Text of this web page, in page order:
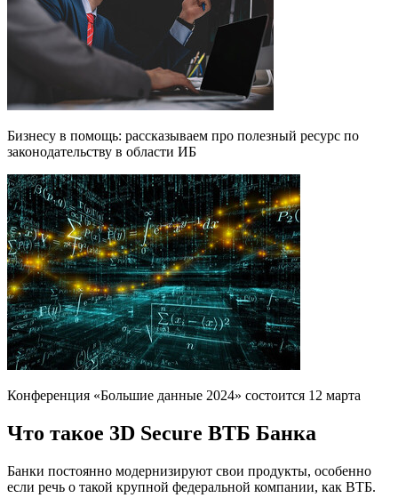
Бизнесу в помощь: рассказываем про полезный ресурс по
законодательству в области ИБ
Конференция «Большие данные 2024» состоится 12 марта
Что такое 3D Secure ВТБ Банка
Банки постоянно модернизируют свои продукты, особенно
если речь о такой крупной федеральной компании, как ВТБ.